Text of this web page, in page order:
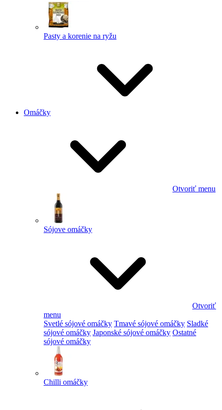
Pasty a korenie na ryžu
Omáčky
Otvoriť menu
Sójove omáčky
Otvoriť
menu
Svetlé sójové omáčky Tmavé sójové omáčky Sladké
sójové omáčky Japonské sójové omáčky Ostatné
sójové omáčky
Chilli omáčky